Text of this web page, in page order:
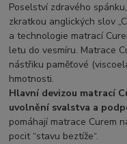
Poselství zdravého
zkratkou anglických slov
a technologie matrací
letu do vesmíru. Matrace
nástřiku paměťové
hmotnosti.
Hlavní devizou matrací
uvolnění svalstva a
pomáhají matrace Curem
pocit “stavu beztíže“.